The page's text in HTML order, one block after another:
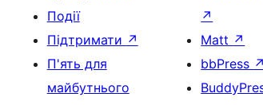
Події
Підтримати ↗
П'ять для
майбутнього
↗
Matt ↗
bbPress ↗